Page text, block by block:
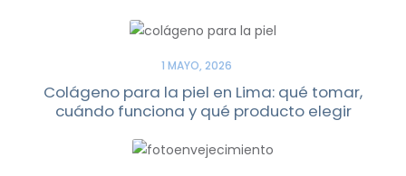
1 MAYO, 2026
Colágeno para la piel en Lima: qué tomar,
cuándo funciona y qué producto elegir